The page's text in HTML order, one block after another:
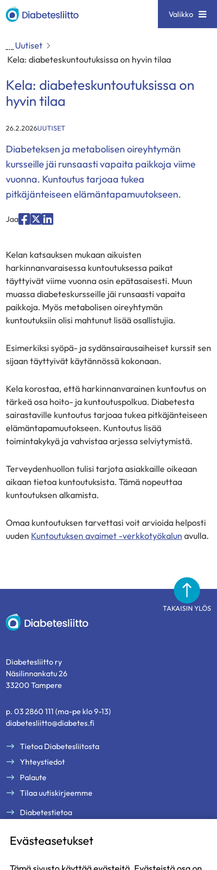
Siirry
sisältöön
Diabetesliitto Valikko
Uutiset
Kela: diabeteskuntoutuksissa on hyvin tilaa
Kela: diabeteskuntoutuksissa on
hyvin tilaa
26.2.2026KATEGORIAT
UUTISET
Diabeteksen ja metabolisen oireyhtymän
kursseille jäi runsaasti vapaita paikkoja viime
vuonna. Kuntoutus tarjoaa tukea
pitkäjänteiseen elämäntapamuutokseen.
Jaa
"Facebook"
"X""LinkedIn"
Kelan katsauksen mukaan aikuisten
harkinnanvaraisessa kuntoutuksessa paikat
täyttyivät viime vuonna osin epätasaisesti. Muun
muassa diabeteskursseille jäi runsaasti vapaita
paikkoja. Myös metabolisen oireyhtymän
kuntoutuksiin olisi mahtunut lisää osallistujia.
Esimerkiksi syöpä- ja sydänsairausaiheiset kurssit sen
sijaan täyttyivät käytännössä kokonaan.
Kela korostaa, että harkinnanvarainen kuntoutus on
tärkeä osa hoito- ja kuntoutuspolkua. Diabetesta
sairastaville kuntoutus tarjoaa tukea pitkäjänteiseen
elämäntapamuutokseen. Kuntoutus lisää
toimintakykyä ja vahvistaa arjessa selviytymistä.
Terveydenhuollon tulisi tarjota asiakkaille oikeaan
aikaan tietoa kuntoutuksista. Tämä nopeuttaa
kuntoutuksen alkamista.
Omaa kuntoutuksen tarvettasi voit arvioida helposti
uuden Kuntoutuksen avaimet -verkkotyökalun avulla.
TAKAISIN YLÖS
Diabetesliitto
Diabetesliitto ry
Näsilinnankatu 26
33200 Tampere
p. 03 2860 111 (ma-pe klo 9-13)
diabetesliitto@diabetes.fi
Tietoa Diabetesliitosta
Yhteystiedot
Palaute
Tilaa uutiskirjeemme
Diabetestietoa
Jäsenille
Evästeasetukset